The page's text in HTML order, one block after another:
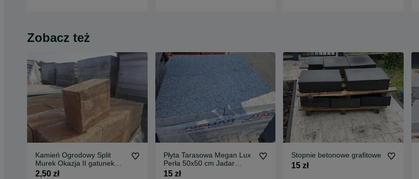
Zobacz też
Kamień Ogrodowy Split
Murek Okazja II gatunek
Wyprzedaż
2,50 zł
Płyta Tarasowa Megan Lux
Perła 50x50 cm Jadar
Okazja Wyprzedaż
15 zł
Stopnie betonowe grafitowe
15 zł